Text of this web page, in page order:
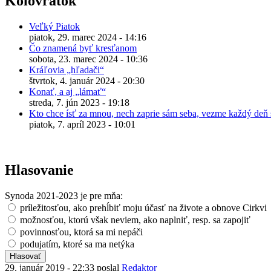
Veľký Piatok
piatok, 29. marec 2024 - 14:16
Čo znamená byť kresťanom
sobota, 23. marec 2024 - 10:36
Kráľovia „hľadači“
štvrtok, 4. január 2024 - 20:30
Konať, a aj „lámať“
streda, 7. jún 2023 - 19:18
Kto chce ísť za mnou, nech zaprie sám seba, vezme každý
piatok, 7. apríl 2023 - 10:01
Hlasovanie
Synoda 2021-2023 je pre mňa:
príležitosťou, ako prehĺbiť moju účasť na živote a obnove Cirkvi
možnosťou, ktorú však neviem, ako naplniť, resp. sa zapojiť
povinnosťou, ktorá sa mi nepáči
podujatím, ktoré sa ma netýka
29. január 2019 - 22:33 poslal Redaktor